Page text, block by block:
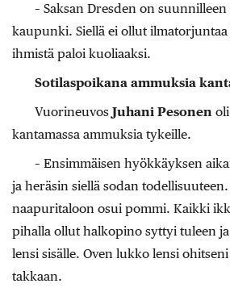
– Saksan Dresden on
kaupunki. Siellä ei ollut
ihmistä paloi kuoliaaksi.
Sotilaspoikana ammuksia
Vuorineuvos Juhani Pesonen
kantamassa ammuksia tykeille.
– Ensimmäisen hyökkäyksen
ja heräsin siellä sodan
naapuritaloon osui pommi. Kaikki
pihalla ollut halkopino syttyi tuleen
lensi sisälle. Oven lukko lensi
takkaan.